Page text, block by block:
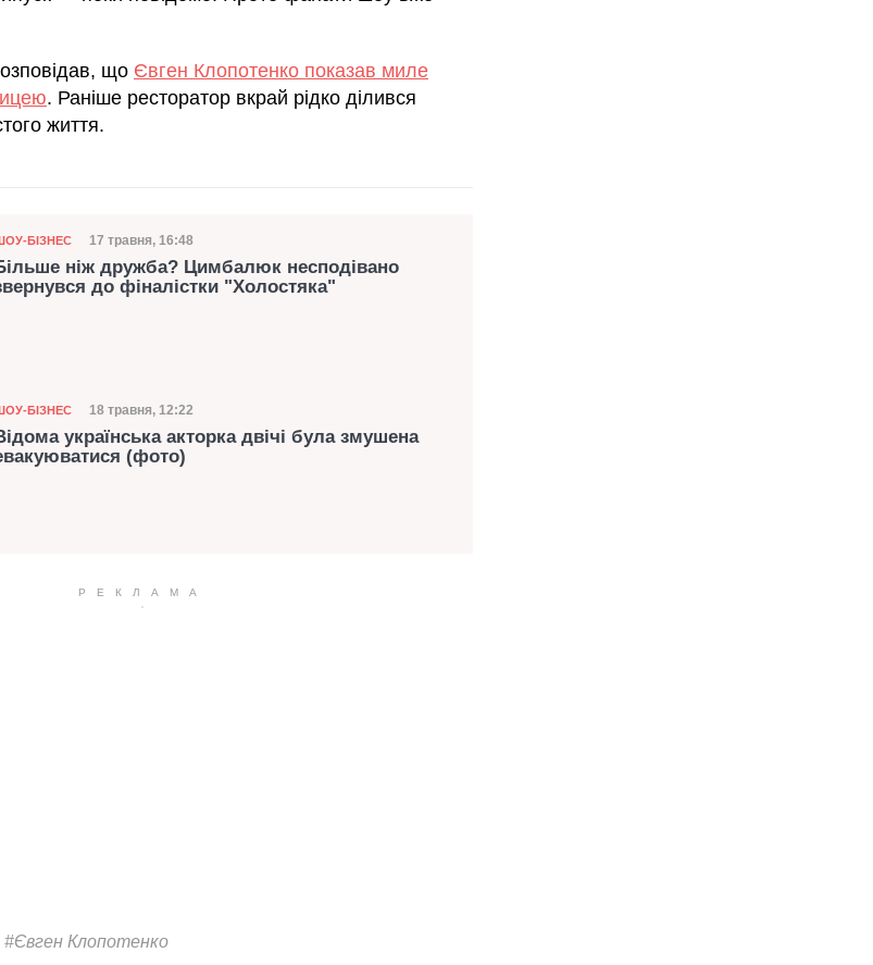
що Євген Клопотенко показав миле
. Раніше ресторатор вкрай рідко ділився
життя.
БІЗНЕС Дата публікації
17 травня, 16:48
ніж дружба? Цимбалюк несподівано
до фіналістки "Холостяка"
БІЗНЕС Дата публікації
18 травня, 12:22
українська акторка двічі була змушена
(фото)
#Євген Клопотенко